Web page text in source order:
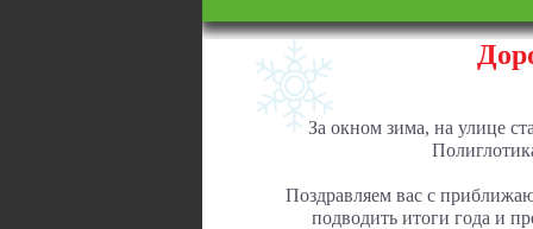
За окном зима, на улице
Поздравляем вас с
подводить итоги года и